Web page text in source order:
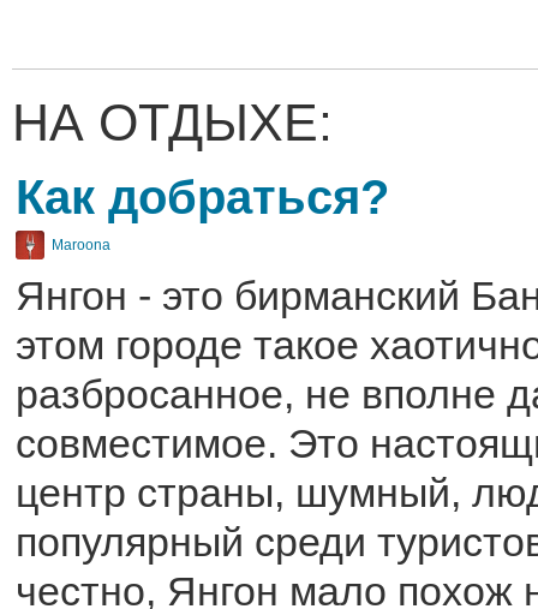
НА ОТДЫХЕ:
Как добраться?
Maroona
Янгон - это бирманский
этом городе такое
разбросанное, не вполне
совместимое. Это
центр страны, шумный,
популярный среди
честно, Янгон мало похож